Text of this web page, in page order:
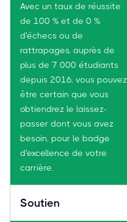
Avec un taux de réussite
de 100 % et de 0 %
d'échecs ou de
rattrapages, auprès de
plus de 7 000 étudiants
depuis 2016, vous pouvez
être certain que vous
obtiendrez le laissez-
passer dont vous avez
besoin, pour le badge
d'excellence de votre
carrière.
Soutien